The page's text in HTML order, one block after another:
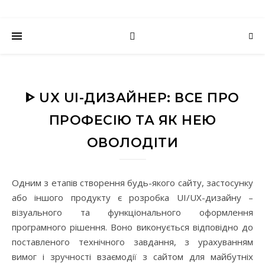
ᐈ UX UI-ДИЗАЙНЕР: ВСЕ ПРО
ПРОФЕСІЮ ТА ЯК НЕЮ
ОВОЛОДІТИ
Одним з етапів створення будь-якого сайту, застосунку
або іншого продукту є розробка UI/UX-дизайну –
візуального та функціонального оформлення
програмного рішення. Воно виконується відповідно до
поставленого технічного завдання, з урахуванням
вимог і зручності взаємодії з сайтом для майбутніх